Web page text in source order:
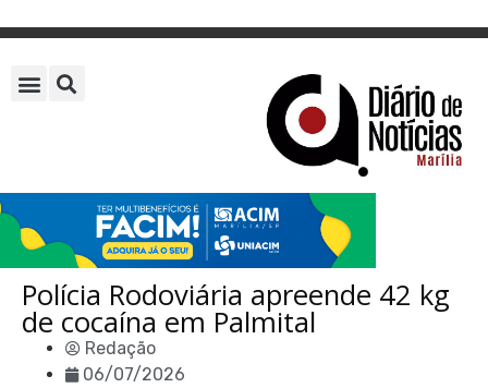
Polícia Rodoviária apreende 42 kg
de cocaína em Palmital
Redação
06/07/2026